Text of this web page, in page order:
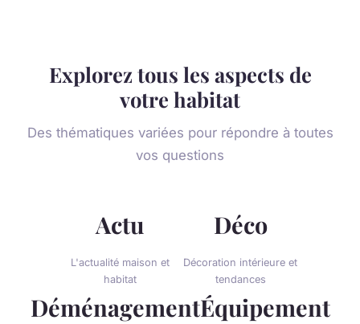
Explorez tous les aspects de
votre habitat
Des thématiques variées pour répondre à toutes
vos questions
Actu
L'actualité maison et
habitat
Déco
Décoration intérieure et
tendances
DéménagementÉquipement